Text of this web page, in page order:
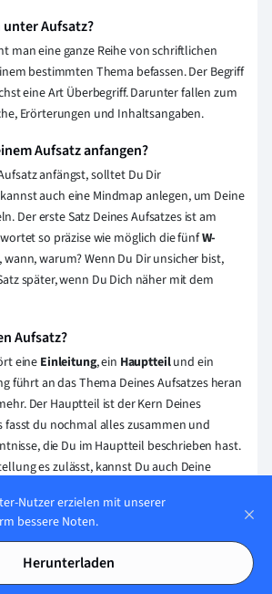
Aufsatz?
man eine ganze Reihe von schriftlichen
bestimmten Thema befassen. Der Begriff
eine Art Überbegriff. Darunter fallen zum
Erörterungen und Inhaltsangaben.
Aufsatz anfangen?
anfängst, solltet Du Dir
auch eine Mindmap anlegen, um Deine
Der erste Satz Deines Aufsatzes ist am
so präzise wie möglich die fünfW-
wann, warum? Wenn Du Dir unsicher bist,
später, wenn Du Dich näher mit dem
Aufsatz?
eine Einleitung, ein Hauptteilund ein
führt an das Thema Deines Aufsatzes heran
Der Hauptteil ist der Kern Deines
fasst du nochmal alles zusammen und
die Du im Hauptteil beschrieben hast.
es zulässt, kannst Du auch Deine
Nutzer erzielen mit unserer
bessere Noten.
Herunterladen